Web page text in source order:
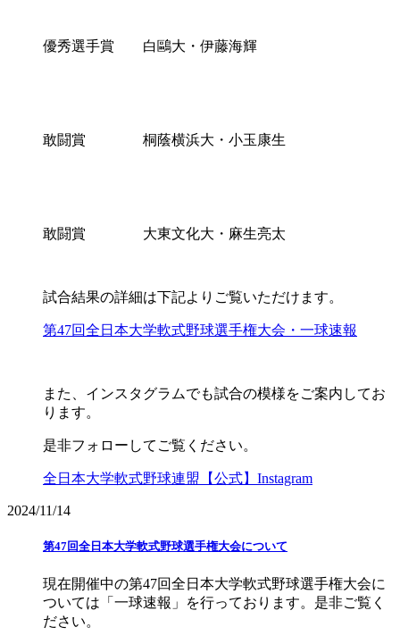
優秀選手賞 白鷗大・伊藤海輝
敢闘賞 桐蔭横浜大・小玉康生
敢闘賞 大東文化大・麻生亮太
試合結果の詳細は下記よりご覧いただけます。
第47回全日本大学軟式野球選手権大会・一球速報
また、インスタグラムでも試合の模様をご案内してお
ります。
是非フォローしてご覧ください。
全日本大学軟式野球連盟【公式】Instagram
2024/11/14
第47回全日本大学軟式野球選手権大会について
現在開催中の第47回全日本大学軟式野球選手権大会に
ついては「一球速報」を行っております。是非ご覧く
ださい。